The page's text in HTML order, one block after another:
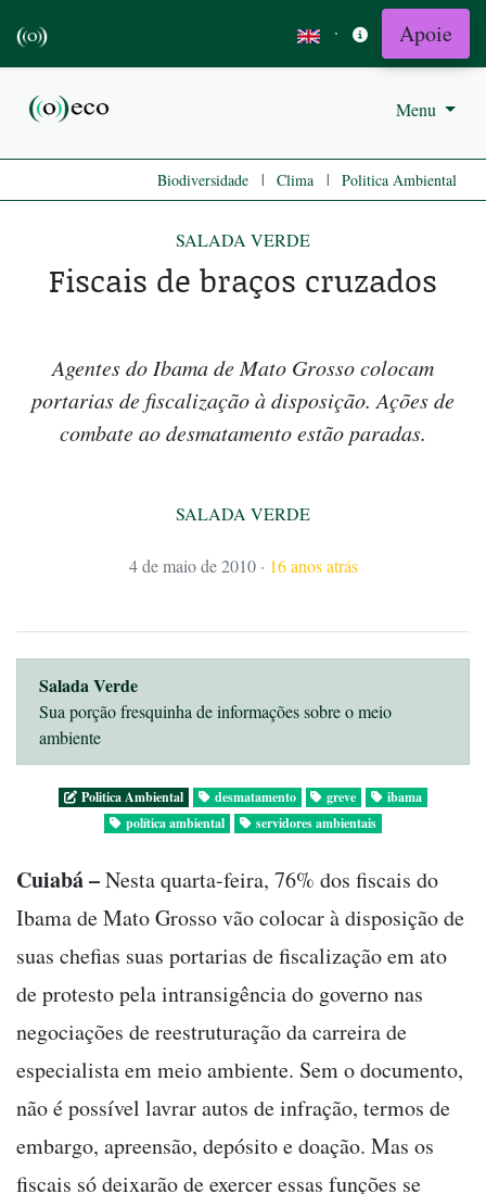
· Apoie
Menu
Biodiversidade | Clima | Politica Ambiental
SALADA VERDE
Fiscais de braços cruzados
Agentes do Ibama de Mato Grosso colocam
portarias de fiscalização à disposição. Ações de
combate ao desmatamento estão paradas.
SALADA VERDE
4 de maio de 2010 · 16 anos atrás
Salada Verde
Sua porção fresquinha de informações sobre o meio
ambiente
Politica Ambiental desmatamento greve
ibama
política ambiental
servidores ambientais
Cuiabá –Nesta quarta-feira, 76% dos fiscais do
Ibama de Mato Grosso vão colocar à disposição de
suas chefias suas portarias de fiscalização em ato
de protesto pela intransigência do governo nas
negociações de reestruturação da carreira de
especialista em meio ambiente. Sem o documento,
não é possível lavrar autos de infração, termos de
embargo, apreensão, depósito e doação. Mas os
fiscais só deixarão de exercer essas funções se